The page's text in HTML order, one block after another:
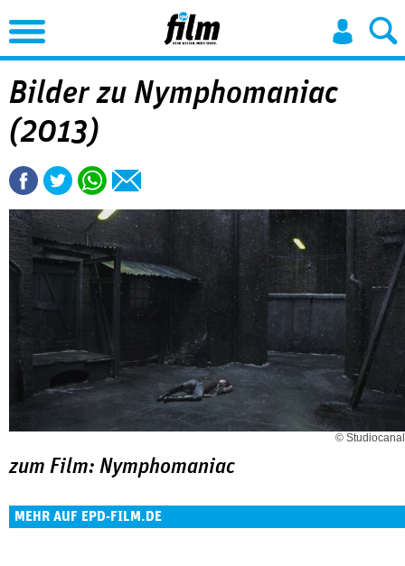
Jump to Navigation
Bilder zu Nymphomaniac
(2013)
© Studiocanal
zum Film: Nymphomaniac
MEHR AUF EPD-FILM.DE